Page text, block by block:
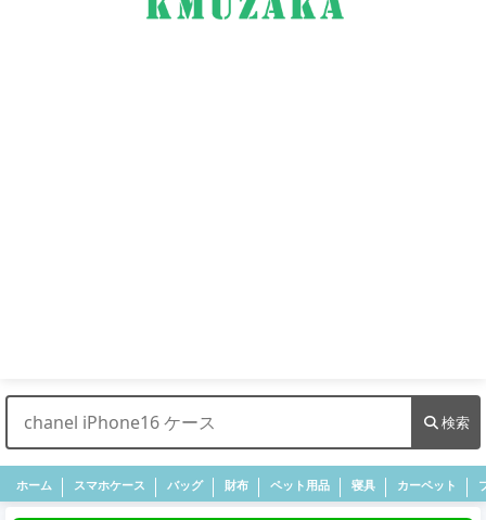
検索
ホーム スマホケース バッグ 財布 ペット用品 寝具 カーペット